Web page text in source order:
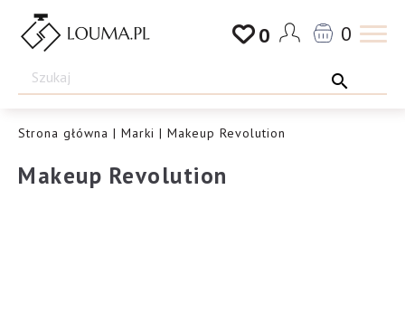
Przejdź
Drogeria
Louma.pl
0 0
Strona główna | Marki | Makeup Revolution
Makeup Revolution